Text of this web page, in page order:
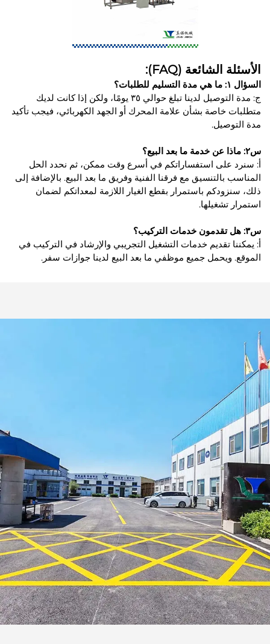
الأسئلة الشائعة (FAQ):
السؤال ١: ما هي مدة التسليم للطلبات؟
ج: مدة التوصيل لدينا تبلغ حوالي ٣٥ يومًا، ولكن إذا كانت لديك
متطلبات خاصة بشأن علامة المحرك أو الجهد الكهربائي، فيجب تأكيد
مدة التوصيل.
س٢: ماذا عن خدمة ما بعد البيع؟
أ: سنرد على استفساراتكم في أسرع وقت ممكن، ثم نحدد الحل
المناسب بالتنسيق مع فرقنا الفنية وفريق ما بعد البيع. بالإضافة إلى
ذلك، سنزودكم باستمرار بقطع الغيار اللازمة لمعداتكم لضمان
استمرار تشغيلها.
س٣: هل تقدمون خدمات التركيب؟
أ: يمكننا تقديم خدمات التشغيل التجريبي والإرشاد في التركيب في
الموقع. ويحمل جميع موظفي ما بعد البيع لدينا جوازات سفر.